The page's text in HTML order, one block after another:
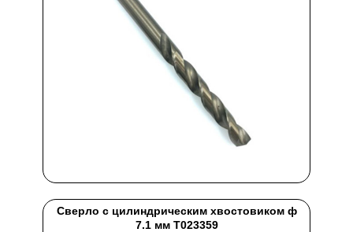
Сверло с цилиндрическим хвостовиком ф
7.1 мм T023359